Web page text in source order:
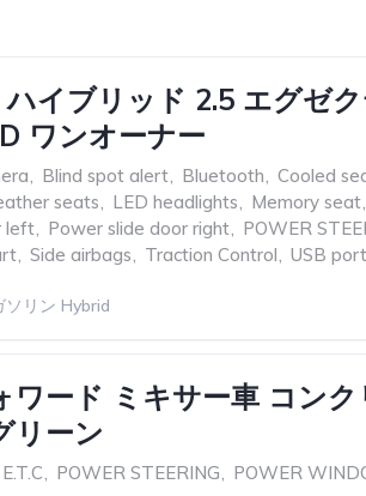
イブリッド 2.5 エグゼ
ワンオーナー
, Blind spot alert, Bluetooth, Cooled
seats, LED headlights, Memory seat,
left, Power slide door right, POWER
, Side airbags, Traction Control, USB port
ソリン Hybrid
ワード ミキサー車 コンク
リーン
E.T.C, POWER STEERING, POWER